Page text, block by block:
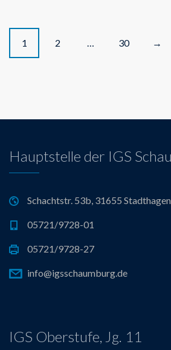
P
t
s
n
a
v
i
1 2 … 30 →
Hauptstelle der IGS
Schachtstr. 53b, 31655 Stadthagen
05721/9728-01
05721/9728-27
info@igsschaumburg.de
IGS Oberstufe, Jg. 11